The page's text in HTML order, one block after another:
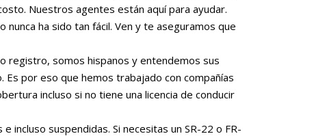
Nuestros agentes están aquí para ayudar.
nunca ha sido tan fácil. Ven y te aseguramos que
registro, somos hispanos y entendemos sus
Es por eso que hemos trabajado con compañías
incluso si no tiene una licencia de conducir
incluso suspendidas. Si necesitas un SR-22 o FR-